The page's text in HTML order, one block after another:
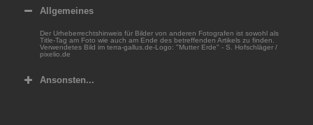
Allgemeines
Der Urheberrechtshinweis für Bilder von anderen Fotografen ist sowohl als
Title-Tag am Foto wie auch am Ende des betreffenden Artikels zu finden.
Verwendetes Bild im terra-gallus.de-Logo: "Mutter Erde" - S. Hofschläger /
pixelio.de
Ansonsten...